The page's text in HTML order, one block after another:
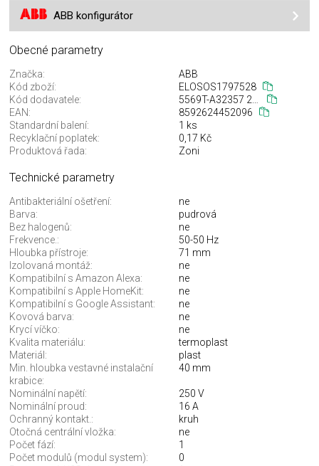
ABB konfigurátor
Obecné parametry
Značka:
ABB
Kód zboží:
ELOSOS1797528
Kód dodavatele:
5569T-A32357 242
EAN:
8592624452096
Standardní balení:
1 ks
Recyklační poplatek:
0,17 Kč
Produktová řada:
Zoni
Technické parametry
Antibakteriální ošetření:
ne
Barva:
pudrová
Bez halogenů:
ne
Frekvence.:
50-50 Hz
Hloubka přístroje:
71 mm
Izolovaná montáž:
ne
Kompatibilní s Amazon Alexa:
ne
Kompatibilní s Apple HomeKit:
ne
Kompatibilní s Google Assistant:
ne
Kovová barva:
ne
Krycí víčko:
ne
Kvalita materiálu:
termoplast
Materiál:
plast
Min. hloubka vestavné instalační
krabice:
40 mm
Nominální napětí:
250 V
Nominální proud:
16 A
Ochranný kontakt.:
kruh
Otočná centrální vložka:
ne
Počet fází:
1
Počet modulů (modul system):
0